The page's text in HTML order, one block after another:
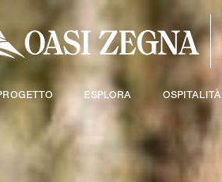
ESPLORA OSPITALITÀ